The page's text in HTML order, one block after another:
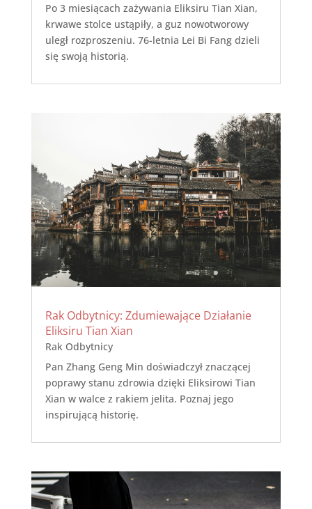
Po 3 miesiącach zażywania Eliksiru Tian Xian,
krwawe stolce ustąpiły, a guz nowotworowy
uległ rozproszeniu. 76-letnia Lei Bi Fang dzieli
się swoją historią.
Rak Odbytnicy: Zdumiewające Działanie
Eliksiru Tian Xian
Rak Odbytnicy
Pan Zhang Geng Min doświadczył znaczącej
poprawy stanu zdrowia dzięki Eliksirowi Tian
Xian w walce z rakiem jelita. Poznaj jego
inspirującą historię.